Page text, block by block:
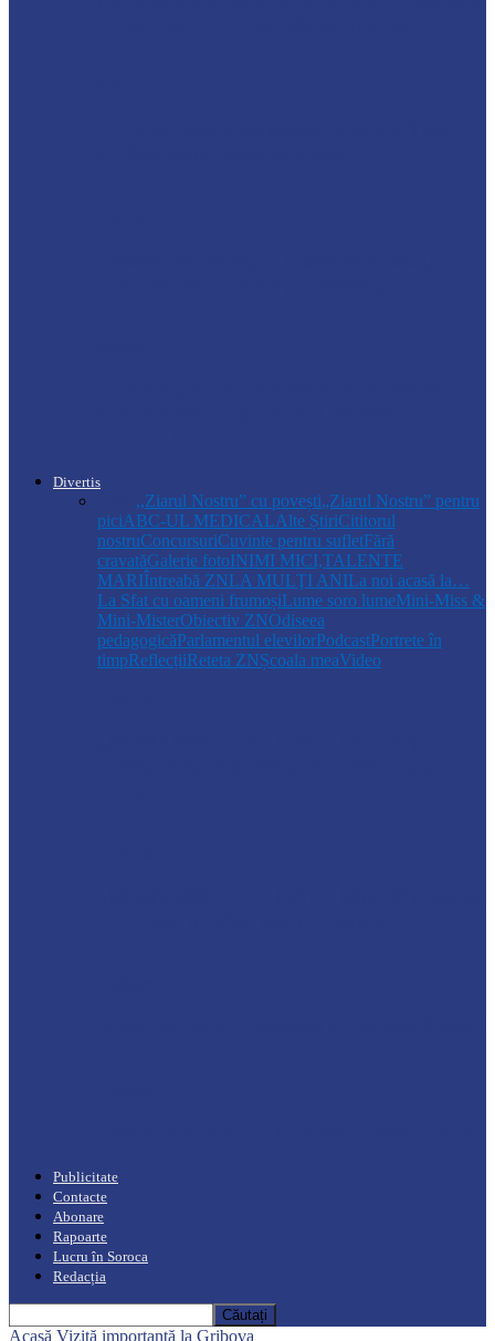
Divertis
,,Ziarul Nostru” cu povești„Ziarul Nostru” pentru
piciABC-UL MEDICALAlte ȘtiriCititorul
nostruConcursuriCuvinte pentru sufletFără
cravatăGalerie fotoINIMI MICI,TALENTE
MARIÎntreabă ZNLA MULŢI ANILa noi acasă la…
La Sfat cu oameni frumoșiLume soro lumeMini-Miss &
Mini-MisterObiectiv ZNOdiseea
pedagogicăParlamentul elevilorPodcastPortrete în
timpReflecțiiReteta ZNȘcoala meaVideo
Publicitate
Contacte
Abonare
Rapoarte
Lucru în Soroca
Redacția
Acasă Vizită importantă la Gribova